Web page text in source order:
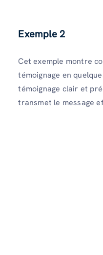
Exemple 2
Cet exemple montre
témoignage en
témoignage clair et
transmet le message